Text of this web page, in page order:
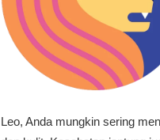
Leo, Anda mungkin sering